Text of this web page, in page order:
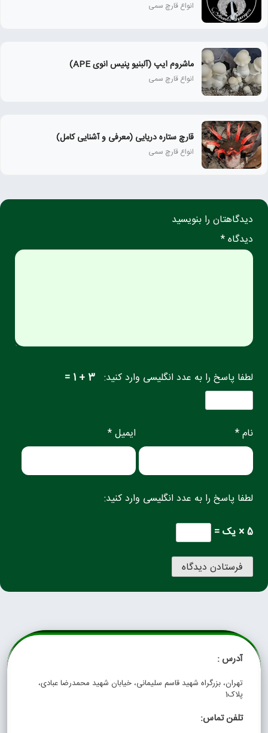
انواع قارچ سمی
ماشروم ایپ (آلبنیو پنیس انوی APE)
انواع قارچ سمی
قارچ ستاره دریایی (معرفی و آشنایی کامل)
انواع قارچ سمی
دیدگاهتان را بنویسید
دیدگاه *
لطفا پاسخ را به عدد انگلیسی وارد کنید: 3 + 1 =
نام * ایمیل *
لطفا پاسخ را به عدد انگلیسی وارد کنید:
5 × یک =
آدرس :
تهران، بزرگراه شهید قاسم سلیمانی، خیابان شهید محمدرضا عبادی،
پلاک1
تلفن تماس: